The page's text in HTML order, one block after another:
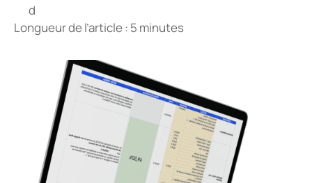
Longueur de l’article : 5 minutes